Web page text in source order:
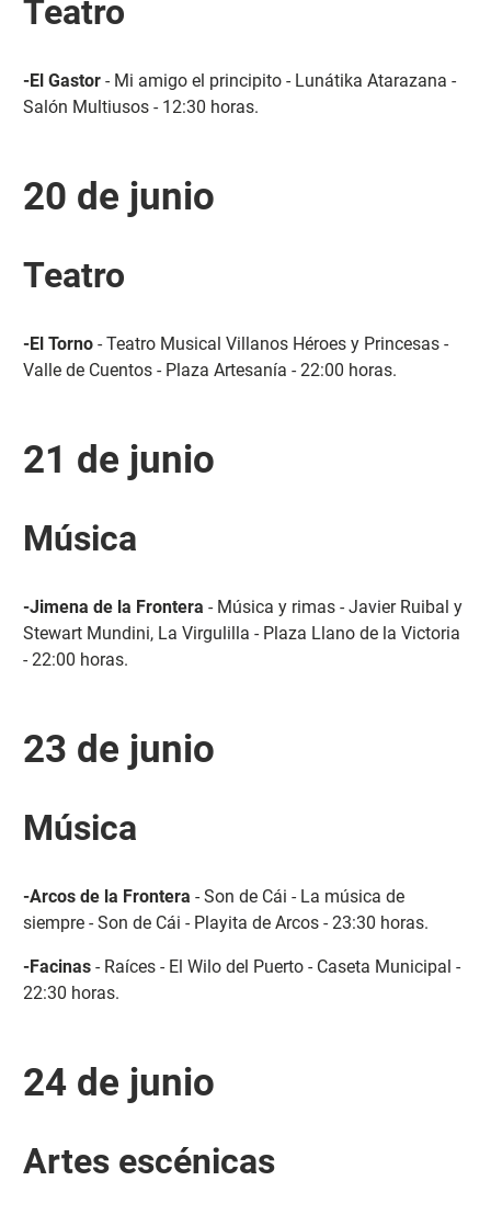
Teatro
-El Gastor- Mi amigo el principito - Lunátika Atarazana -
Salón Multiusos - 12:30 horas.
20 de junio
Teatro
-El Torno- Teatro Musical Villanos Héroes y Princesas -
Valle de Cuentos - Plaza Artesanía - 22:00 horas.
21 de junio
Música
-Jimena de la Frontera - Música y rimas - Javier Ruibal y
Stewart Mundini, La Virgulilla - Plaza Llano de la Victoria
- 22:00 horas.
23 de junio
Música
-Arcos de la Frontera - Son de Cái - La música de
siempre - Son de Cái - Playita de Arcos - 23:30 horas.
-Facinas- Raíces - El Wilo del Puerto - Caseta Municipal -
22:30 horas.
24 de junio
Artes escénicas